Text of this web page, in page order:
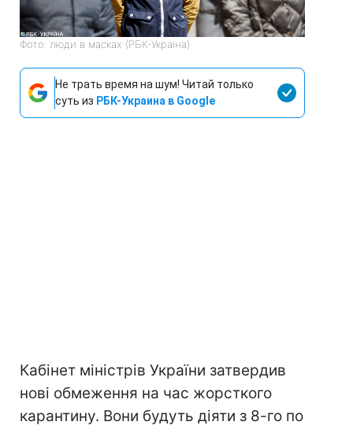
Фото: люди в масках (РБК-Україна)
Не трать время на шум! Читай только
суть из РБК-Украина в Google
Кабінет міністрів України затвердив
нові обмеження на час жорсткого
карантину. Вони будуть діяти з 8-го по